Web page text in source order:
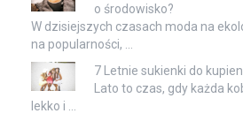
o środowisko?
W dzisiejszych czasach moda na
na popularności, …
7 Letnie sukienki do
Lato to czas, gdy każda
lekko i …